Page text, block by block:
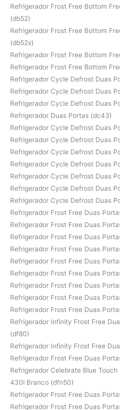
Refrigerador Frost Free Bottom
(db52)
Refrigerador Frost Free Bottom
(db52x)
Refrigerador Frost Free Bottom
Refrigerador Frost Free Bottom
Refrigerador Cycle Defrost Duas
Refrigerador Cycle Defrost Duas
Refrigerador Cycle Defrost Duas
Refrigerador Duas Portas (dc43)
Refrigerador Cycle Defrost Duas
Refrigerador Cycle Defrost Duas
Refrigerador Cycle Defrost Duas
Refrigerador Cycle Defrost Duas
Refrigerador Cycle Defrost Duas
Refrigerador Cycle Defrost Duas
Refrigerador Cycle Defrost Duas
Refrigerador Frost Free Duas
Refrigerador Frost Free Duas
Refrigerador Frost Free Duas
Refrigerador Frost Free Duas
Refrigerador Frost Free Duas
Refrigerador Frost Free Duas
Refrigerador Frost Free Duas
Refrigerador Frost Free Duas
Refrigerador Frost Free Duas
Refrigerador Infinity Frost Free
(df80)
Refrigerador Infinity Frost Free
Refrigerador Frost Free Duas
Refrigerador Celebrate Blue
430l Branco (dfn50)
Refrigerador Frost Free Duas
Refrigerador Frost Free Duas